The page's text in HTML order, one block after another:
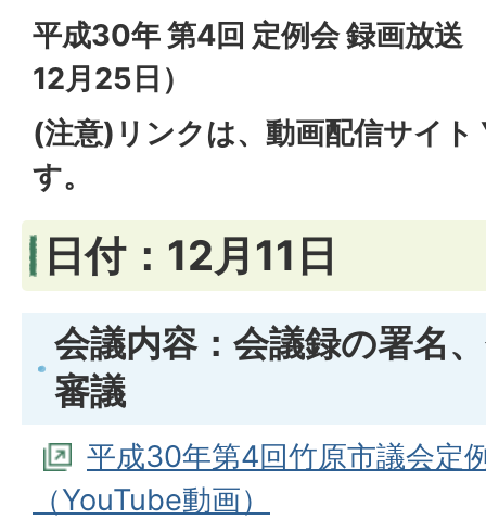
平成30年 第4回 定例会 録画放送
12月25日）
(注意)リンクは、動画配信サイ
す。
日付：12月11日
会議内容：会議録の署名
審議
平成30年第4回竹原市議会定
（YouTube動画）